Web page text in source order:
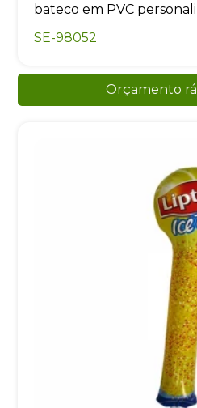
bateco em PVC
SE-98052
Orçamento